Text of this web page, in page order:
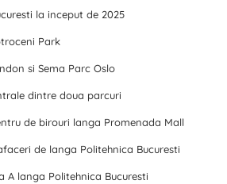
la inceput de 2025
Park
si Sema Parc Oslo
dintre doua parcuri
de birouri langa Promenada Mall
de langa Politehnica Bucuresti
A langa Politehnica Bucuresti